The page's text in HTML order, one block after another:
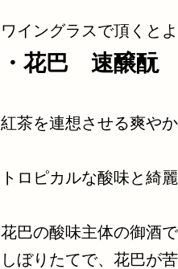
ワイングラスで頂くと
・花巴 速醸酛
紅茶を連想させる爽や
トロピカルな酸味と綺
花巴の酸味主体の御酒
しぼりたてで、花巴が